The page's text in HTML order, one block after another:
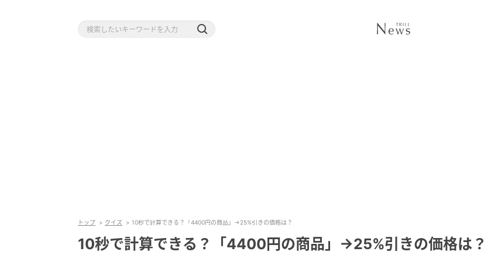
トップ クイズ 10秒で計算できる？「4400円の商品」→25%引きの価格は？
10秒で計算できる？「4400円の商品」→25%引きの価格は？